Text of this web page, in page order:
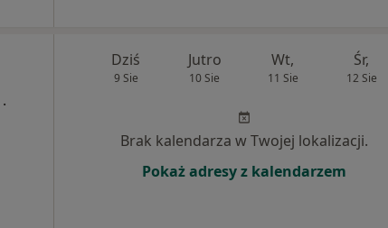
·
Dziś
9 Sie
Jutro
10 Sie
Wt,
11 Sie
Śr,
12 Sie
Brak kalendarza w Twojej lokalizacji.
Pokaż adresy z kalendarzem